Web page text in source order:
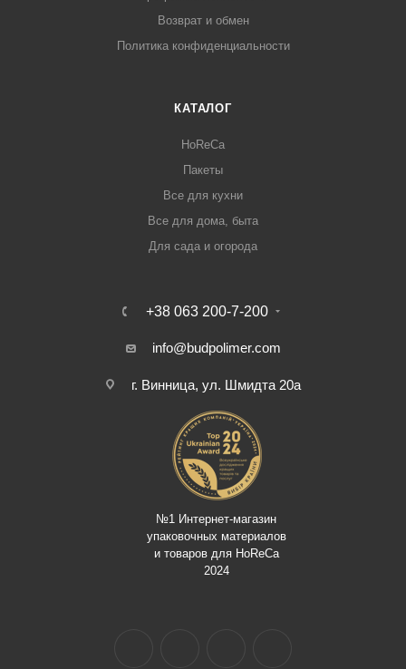
Возврат и обмен
Политика конфиденциальности
КАТАЛОГ
HoReCa
Пакеты
Все для кухни
Все для дома, быта
Для сада и огорода
+38 063 200-7-200
info@budpolimer.com
г. Винница, ул. Шмидта 20а
№1 Интернет-магазин
упаковочных материалов
и товаров для HoReCa
2024